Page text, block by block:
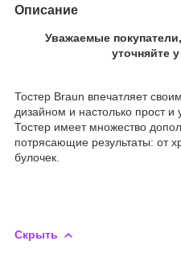
Описание
Уважаемые
уточняйте
Тостер Braun впечатляет
дизайном и настолько прост и
Тостер имеет множество
потрясающие результаты: от
булочек.
Скрыть